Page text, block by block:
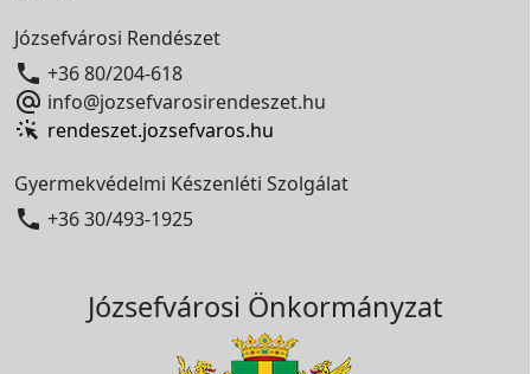
Józsefvárosi Rendészet
 +36 80/204-618
 info@jozsefvarosirendeszet.hu
rendeszet.jozsefvaros.hu
Gyermekvédelmi Készenléti Szolgálat
 +36 30/493-1925
Józsefvárosi Önkormányzat